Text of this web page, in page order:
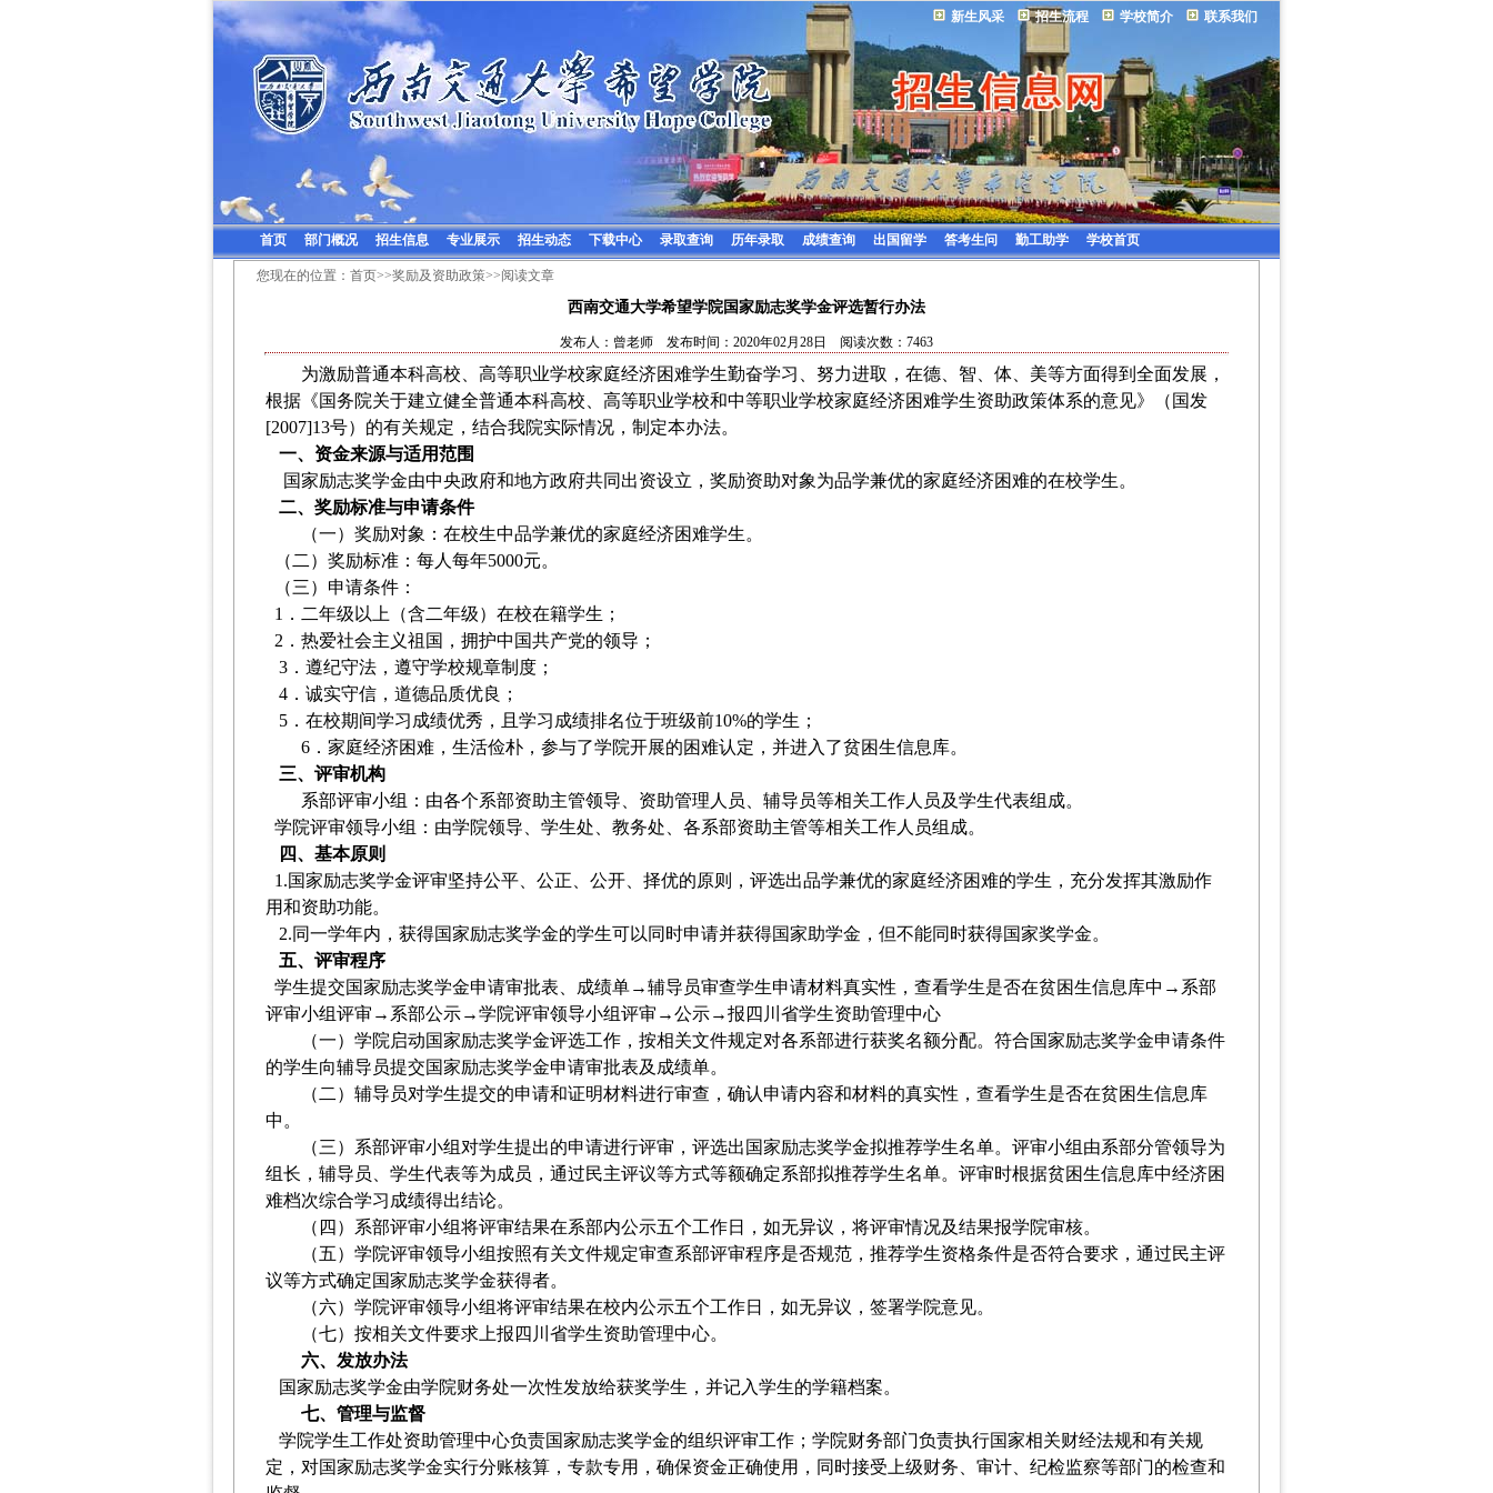
新生风采 招生流程 学校简介 联系我们
首页 部门概况 招生信息 专业展示 招生动态 下载中心 录取查询 历年录取 成绩查询 出国留学 答考生问 勤工助学 学校首页
您现在的位置：首页>>奖励及资助政策>>阅读文章
西南交通大学希望学院国家励志奖学金评选暂行办法
发布人：曾老师 发布时间：2020年02月28日 阅读次数：7463
为激励普通本科高校、高等职业学校家庭经济困难学生勤奋学习、努力进取，在德、智、体、美等方面得到全面发展，
根据《国务院关于建立健全普通本科高校、高等职业学校和中等职业学校家庭经济困难学生资助政策体系的意见》（国发
[2007]13号）的有关规定，结合我院实际情况，制定本办法。
一、资金来源与适用范围
国家励志奖学金由中央政府和地方政府共同出资设立，奖励资助对象为品学兼优的家庭经济困难的在校学生。
二、奖励标准与申请条件
（一）奖励对象：在校生中品学兼优的家庭经济困难学生。
（二）奖励标准：每人每年5000元。
（三）申请条件：
1．二年级以上（含二年级）在校在籍学生；
2．热爱社会主义祖国，拥护中国共产党的领导；
3．遵纪守法，遵守学校规章制度；
4．诚实守信，道德品质优良；
5．在校期间学习成绩优秀，且学习成绩排名位于班级前10%的学生；
6．家庭经济困难，生活俭朴， 参与了学院开展的困难认定，并进入了贫困生信息库。
三、评审机构
系部评审小组：由各个系部资助主管领导、资助管理人员、辅导员等相关工作人员及学生代表组成。
学院评审领导小组 ：由学院领导、 学生处、教务处、各系部资助主管等相关工作人员组成。
四、基本原则
1.国家励志奖学金评审坚持公平、公正、公开、择优的原则，评选出品学兼优的家庭经济困难的学生，充分发挥其激励作
用和资助功能。
2.同一学年内，获得国家励志奖学金的学生可以同时申请并获得国家助学金，但不能同时获得国家奖学金。
五、评审程序
学生提交国家励志奖学金申请审批表、成绩单→辅导员审查学生申请材料真实性， 查看学生是否在贫困生信息库中 →系部
评审小组评审→ 系部公示→学院评审领导小组评审 →公示→报四川省学生资助管理中心
（一） 学院启动国家励志奖学金评选工作，按相关文件规定对各系部进行获奖名额分配。符合国家励志奖学金申请条件
的学生向辅导员提交国家励志奖学金申请审批表及 成绩单。
（二） 辅导员对学生提交的申请和证明材料进行审查，确认申请内容和材料的真实性， 查看学生是否在贫困生信息库
中 。
（三） 系部评审小组对学生提出的申请进行评审，评选出国家励志奖学金拟推荐学生名单。评审小组由系部分管领导为
组长，辅导员、学生代表等为成员，通过民主评议等方式等额确定系部拟推荐学生名单。评审时根据贫困生信息库中经济困
难档次综合学习成绩得出结论。
（四） 系部评审小组将评审结果在系部内公示五个工作日，如无异议，将评审情况及结果报学院审核。
（五） 学院评审领导小组按照有关文件规定审查系部评审程序是否规范，推荐学生资格条件是否符合要求，通过民主评
议等方式确定国家励志奖学金获得者。
（六） 学院评审领导小组将评审结果在校内公示五个工作日，如无异议，签署学院意见。
（七） 按相关文件要求上报四川省学生资助管理中心。
六、 发放办法
国家励志奖学金由学院财务处一次性发放给获奖学生，并记入学生的学籍档案。
七、管理与监督
学院学生工作处资助管理中心负责国家励志奖学金的组织评审工作；学院财务部门负责执行国家相关财经法规和有关规
定，对国家励志奖学金实行分账核算，专款专用，确保资金正确使用，同时接受上级财务、审计、纪检监察等部门的检查和